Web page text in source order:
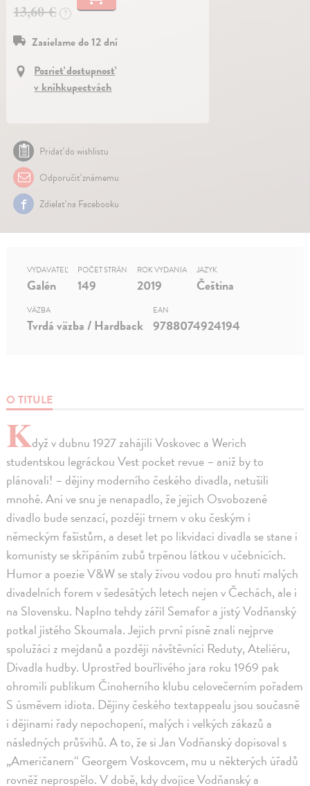
13,60 €
?
Zasielame do 12 dní
Pozrieť dostupnosť
v kníhkupectvách
Pridať do wishlistu
Odporučiť známemu
Zdielať na Facebooku
O TITULE
Když v dubnu 1927 zahájili Voskovec a Werich
studentskou legráckou Vest pocket revue – aniž by to
plánovali! – dějiny moderního českého divadla, netušili
mnohé. Ani ve snu je nenapadlo, že jejich Osvobozené
divadlo bude senzací, později trnem v oku českým i
německým fašistům, a deset let po likvidaci divadla se stane i
komunisty se skřípáním zubů trpěnou látkou v učebnicích.
Humor a poezie V&W se staly živou vodou pro hnutí malých
divadelních forem v šedesátých letech nejen v Čechách, ale i
na Slovensku. Naplno tehdy zářil Semafor a jistý Vodňanský
potkal jistého Skoumala. Jejich první písně znali nejprve
spolužáci z mejdanů a později návštěvníci Reduty, Ateliéru,
Divadla hudby. Uprostřed bouřlivého jara roku 1969 pak
ohromili publikum Činoherního klubu celovečerním pořadem
S úsměvem idiota. Dějiny českého textappealu jsou současně
i dějinami řady nepochopení, malých i velkých zákazů a
následných průšvihů. A to, že si Jan Vodňanský dopisoval s
„Američanem“ Georgem Voskovcem, mu u některých úřadů
rovněž neprospělo. V době, kdy dvojice Vodňanský a
VYDAVATEĽ
Galén
POČET STRÁN
149
ROK VYDANIA
2019
JAZYK
Čeština
VÄZBA
Tvrdá väzba / Hardback
EAN
9788074924194